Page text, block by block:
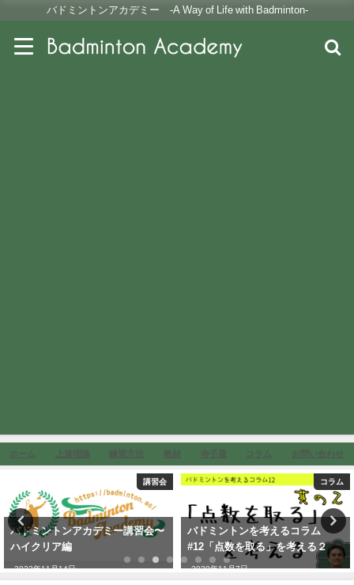
バドミントンアカデミー -A Way of Life with Badminton-
ホーム 上達理論 練習方法 教材 寺子屋 コラム お問い合わせ
講習会
バドミントンアカデミー講習会〜
ハイクリア編
2022年11月14日
コラム
バドミントンを考えるコラム
#12「点数を取る」を考える２
2020年11月7日